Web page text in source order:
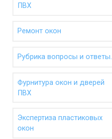
ПВХ
Ремонт окон
Рубрика вопросы и ответы.
Фурнитура окон и дверей
ПВХ
Экспертиза пластиковых
окон